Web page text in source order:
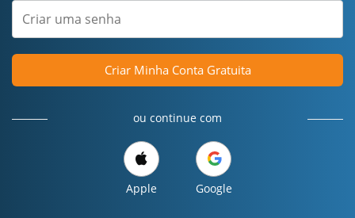
Criar Minha Conta Gratuita
ou continue com
Apple Google